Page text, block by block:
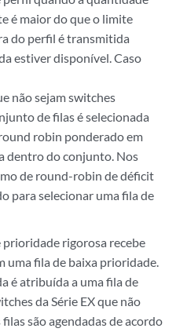
é maior do que o limite
do perfil é transmitida
estiver disponível. Caso
não sejam switches
de filas é selecionada
robin ponderado em
dentro do conjunto. Nos
de round-robin de déficit
para selecionar uma fila de
rigorosa recebe
uma fila de baixa prioridade.
é atribuída a uma fila de
da Série EX que não
são agendadas de acordo